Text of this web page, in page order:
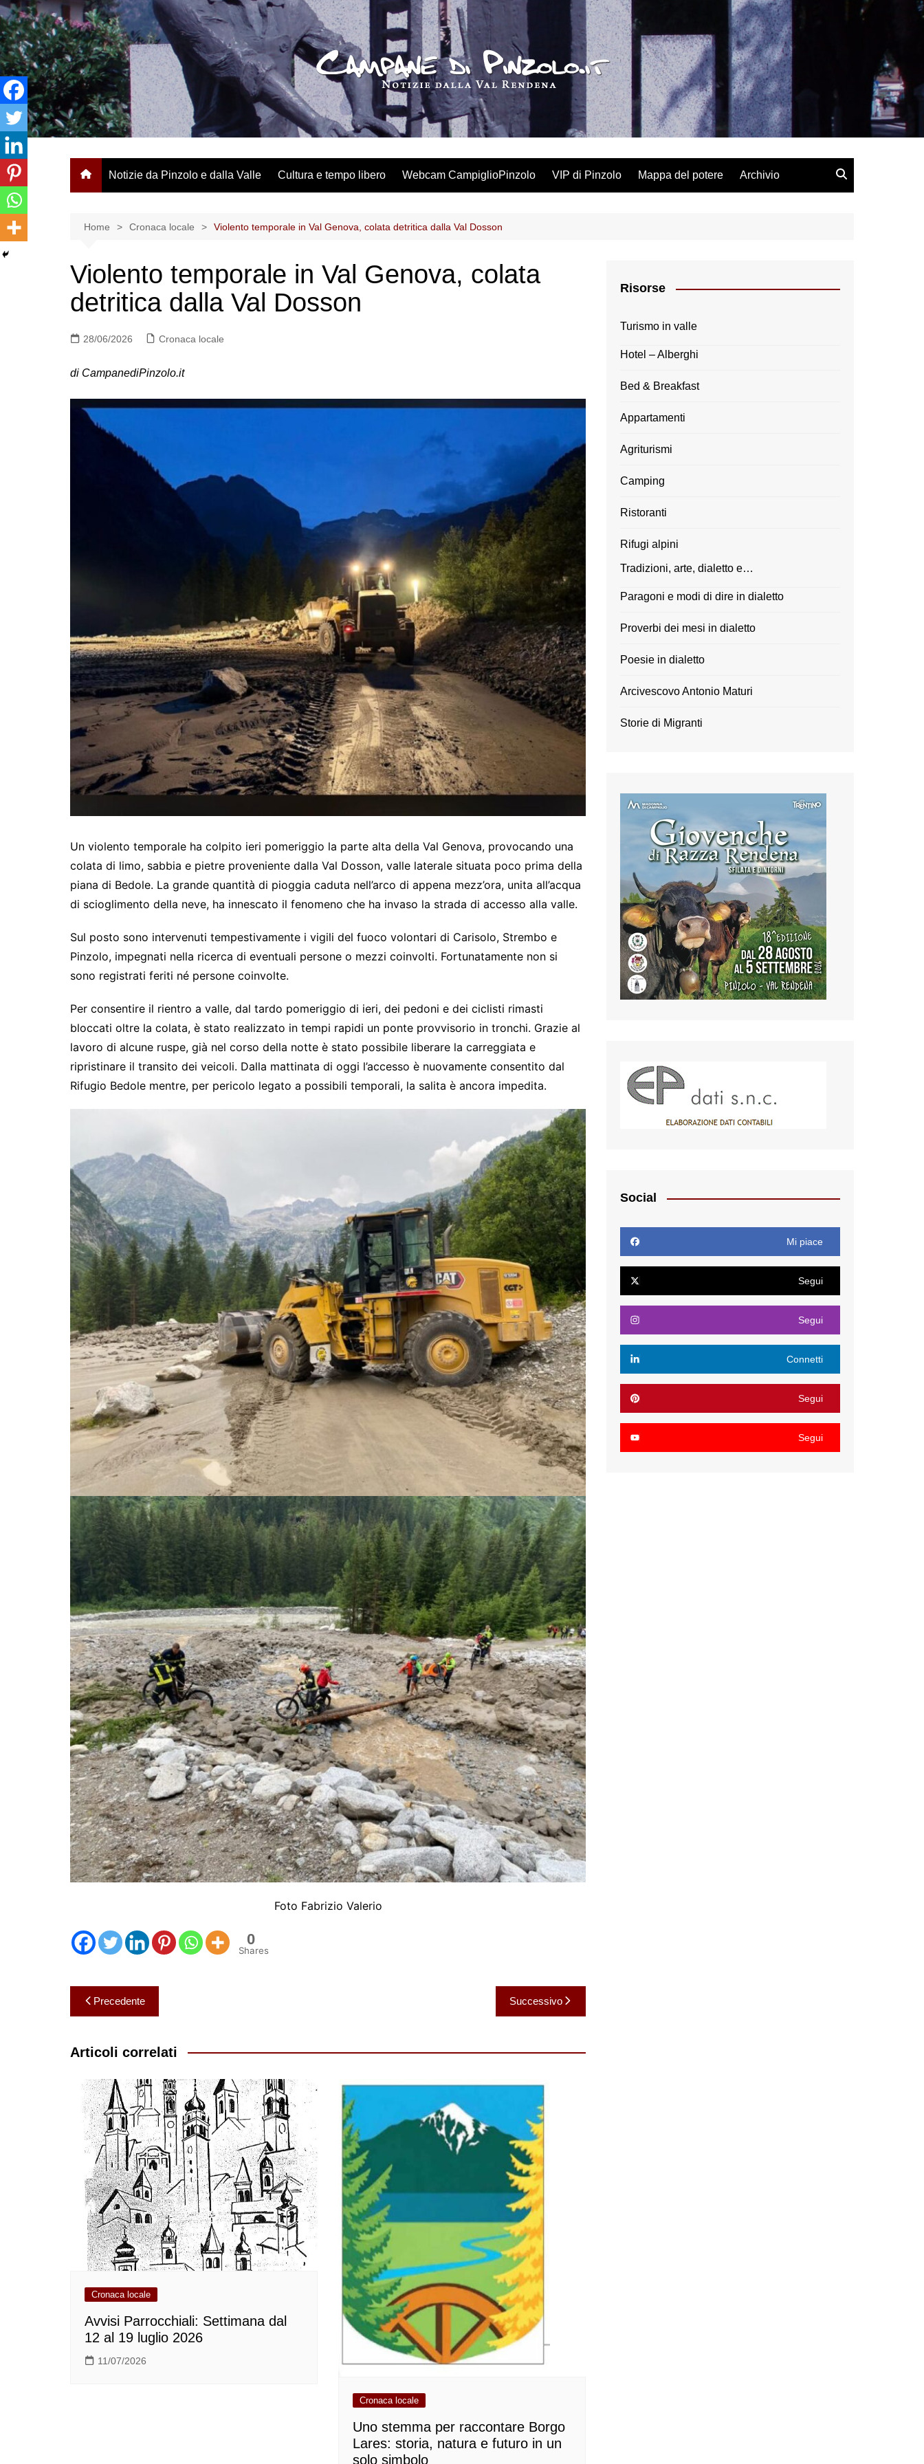
Salta
al
contenuto
Notizie da Pinzolo e dalla Valle Cultura e tempo libero Webcam CampiglioPinzolo VIP di Pinzolo Mappa del potere Archivio
Home Cronaca locale Violento temporale in Val Genova, colata detritica dalla Val Dosson
Violento temporale in Val Genova, colata
detritica dalla Val Dosson
28/06/2026 Cronaca locale
di CampanediPinzolo.it
Un violento temporale ha colpito ieri pomeriggio la parte alta della Val Genova, provocando una
colata di limo, sabbia e pietre proveniente dalla Val Dosson, valle laterale situata poco prima della
piana di Bedole. La grande quantità di pioggia caduta nell’arco di appena mezz’ora, unita all’acqua
di scioglimento della neve, ha innescato il fenomeno che ha invaso la strada di accesso alla valle.
Sul posto sono intervenuti tempestivamente i vigili del fuoco volontari di Carisolo, Strembo e
Pinzolo, impegnati nella ricerca di eventuali persone o mezzi coinvolti. Fortunatamente non si
sono registrati feriti né persone coinvolte.
Per consentire il rientro a valle, dal tardo pomeriggio di ieri, dei pedoni e dei ciclisti rimasti
bloccati oltre la colata, è stato realizzato in tempi rapidi un ponte provvisorio in tronchi. Grazie al
lavoro di alcune ruspe, già nel corso della notte è stato possibile liberare la carreggiata e
ripristinare il transito dei veicoli. Dalla mattinata di oggi l’accesso è nuovamente consentito dal
Rifugio Bedole mentre, per pericolo legato a possibili temporali, la salita è ancora impedita.
Foto Fabrizio Valerio
0
Shares
Navigazione
articoli
Precedente Successivo
Articoli correlati
Cronaca locale
Avvisi Parrocchiali: Settimana dal
12 al 19 luglio 2026
11/07/2026
Cronaca locale
Uno stemma per raccontare Borgo
Lares: storia, natura e futuro in un
solo simbolo
Risorse
Turismo in valle
Hotel – Alberghi
Bed & Breakfast
Appartamenti
Agriturismi
Camping
Ristoranti
Rifugi alpini
Tradizioni, arte, dialetto e…
Paragoni e modi di dire in dialetto
Proverbi dei mesi in dialetto
Poesie in dialetto
Arcivescovo Antonio Maturi
Storie di Migranti
Social
Mi piace
Segui
Segui
Connetti
Segui
Segui